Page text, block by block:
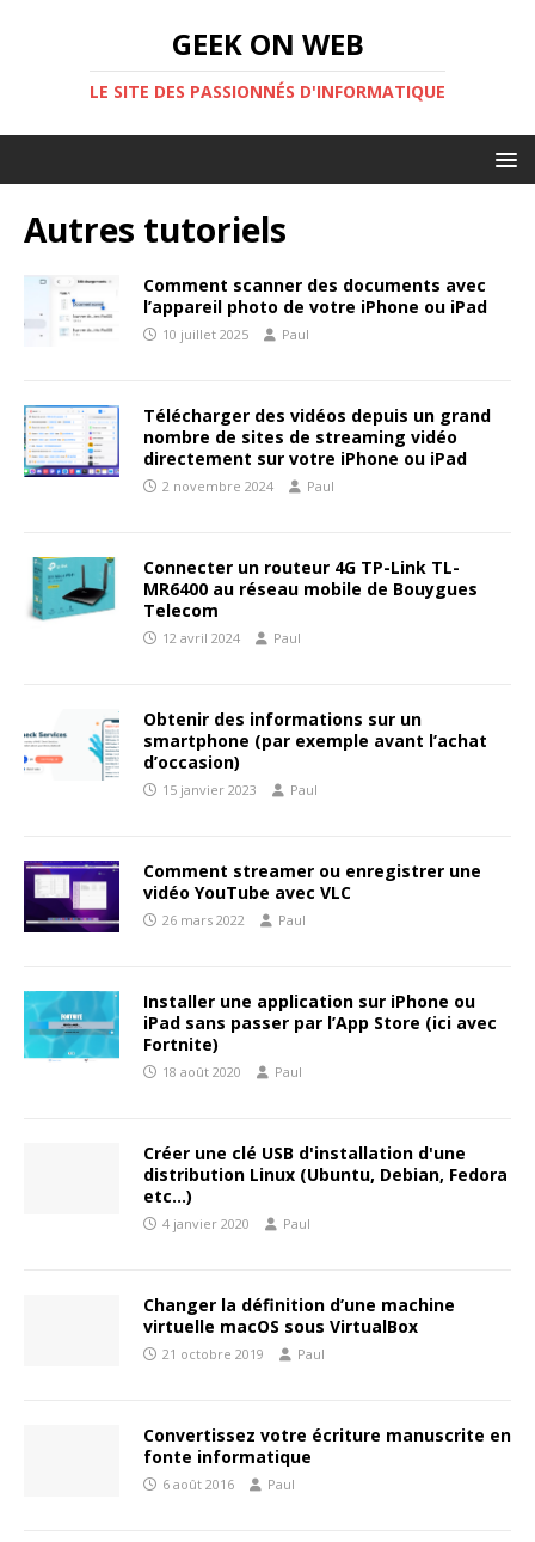
GEEK ON WEB
LE SITE DES PASSIONNÉS D'INFORMATIQUE
Autres tutoriels
Comment scanner des documents avec
l’appareil photo de votre iPhone ou iPad
10 juillet 2025 Paul
Télécharger des vidéos depuis un grand
nombre de sites de streaming vidéo
directement sur votre iPhone ou iPad
2 novembre 2024 Paul
Connecter un routeur 4G TP-Link TL-
MR6400 au réseau mobile de Bouygues
Telecom
12 avril 2024 Paul
Obtenir des informations sur un
smartphone (par exemple avant l’achat
d’occasion)
15 janvier 2023 Paul
Comment streamer ou enregistrer une
vidéo YouTube avec VLC
26 mars 2022 Paul
Installer une application sur iPhone ou
iPad sans passer par l’App Store (ici avec
Fortnite)
18 août 2020 Paul
Créer une clé USB d'installation d'une
distribution Linux (Ubuntu, Debian, Fedora
etc…)
4 janvier 2020 Paul
Changer la définition d’une machine
virtuelle macOS sous VirtualBox
21 octobre 2019 Paul
Convertissez votre écriture manuscrite en
fonte informatique
6 août 2016 Paul